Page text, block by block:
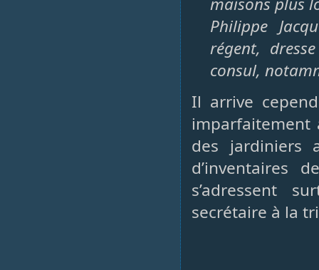
Philippe
régent,
consul,
Il arrive
imparfaitement
des jardiniers
d’inventaires
s’adressent
secrétaire à la